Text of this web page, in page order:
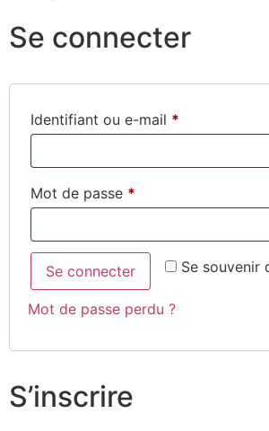
Se connecter
Identifiant ou e-mail *
Mot de passe *
Se souvenir
Se connecter
Mot de passe perdu ?
S’inscrire